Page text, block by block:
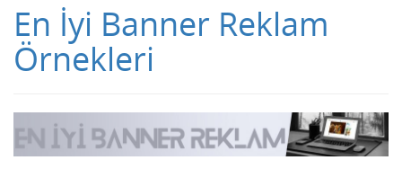
En İyi Banner Reklam
Örnekleri